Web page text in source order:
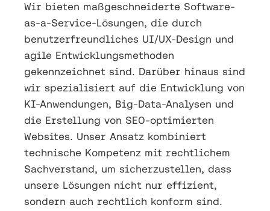
Wir bieten maßgeschneiderte Software-
as-a-Service-Lösungen, die durch
benutzerfreundliches UI/UX-Design und
agile Entwicklungsmethoden
gekennzeichnet sind. Darüber hinaus sind
wir spezialisiert auf die Entwicklung von
KI-Anwendungen, Big-Data-Analysen und
die Erstellung von SEO-optimierten
Websites. Unser Ansatz kombiniert
technische Kompetenz mit rechtlichem
Sachverstand, um sicherzustellen, dass
unsere Lösungen nicht nur effizient,
sondern auch rechtlich konform sind.